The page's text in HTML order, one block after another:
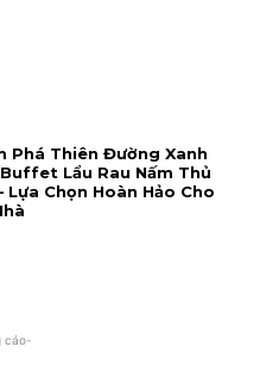
Phá Thiên Đường Xanh
Lẩu Rau Nấm Thủ
Lựa Chọn Hoàn Hảo Cho
cáo-